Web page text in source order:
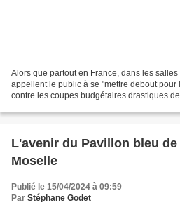
Alors que partout en France, dans les
appellent le public à se "mettre debout pour
contre les coupes budgétaires drastiques
L'avenir du Pavillon bleu
Moselle
Publié le 15/04/2024 à 09:59
Par Stéphane Godet